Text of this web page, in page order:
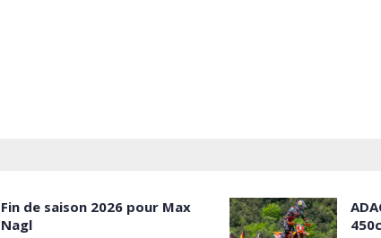
Fin de saison 2026 pour Max
Nagl